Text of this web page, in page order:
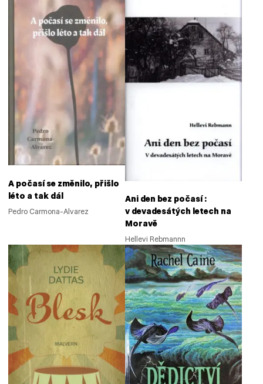
A počasí se změnilo, přišlo
léto a tak dál
Pedro Carmona-Alvarez
Ani den bez počasí :
v devadesátých letech na
Moravě
Hellevi Rebmannn